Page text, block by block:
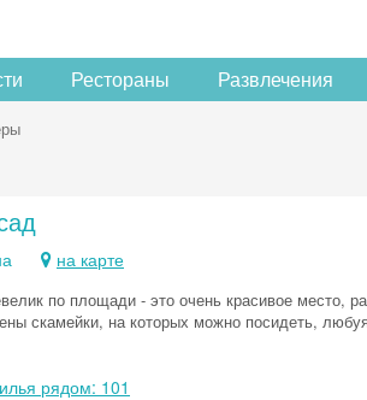
Рестораны Развлечения
на карте
по площади - это очень красивое место,
скамейки, на которых можно посидеть,
рядом: 101